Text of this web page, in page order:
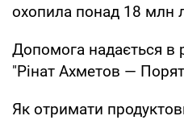
охопила понад 18 млн
Допомога надається в
"Рінат Ахметов —
Як отримати